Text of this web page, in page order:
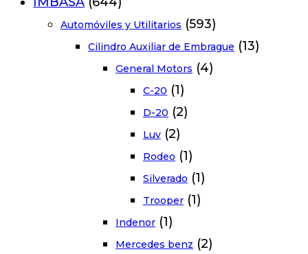
Automóviles y Utilitarios (593)
Cilindro Auxiliar de Embrague (13)
General Motors (4)
C-20 (1)
D-20 (2)
Luv (2)
Rodeo (1)
Silverado (1)
Trooper (1)
Indenor (1)
Mercedes benz (2)